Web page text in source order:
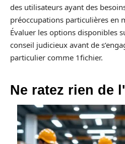
des utilisateurs ayant des
préoccupations particulières en
Évaluer les options disponibles
conseil judicieux avant de
particulier comme 1fichier.
Ne ratez rien de